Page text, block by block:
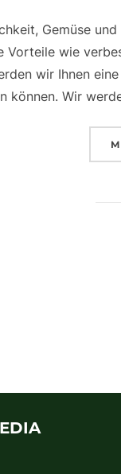
Gemüse
wie
wir Ihnen
können. Wir